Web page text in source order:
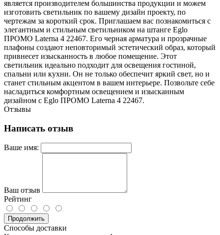
является производителем большинства продукции и можем
изготовить светильник по вашему дизайн проекту, по
чертежам за короткий срок. Приглашаем вас познакомиться с
элегантным и стильным светильником на штанге Eglo
ПРОМО Laterna 4 22467. Его черная арматура и прозрачные
плафоны создают неповторимый эстетический образ, который
привнесет изысканность в любое помещение. Этот
светильник идеально подходит для освещения гостиной,
спальни или кухни. Он не только обеспечит яркий свет, но и
станет стильным акцентом в вашем интерьере. Позвольте себе
насладиться комфортным освещением и изысканным
дизайном с Eglo ПРОМО Laterna 4 22467.
Отзывы
Написать отзыв
Ваше имя:
Ваш отзыв
Рейтинг
Продолжить
Способы доставки